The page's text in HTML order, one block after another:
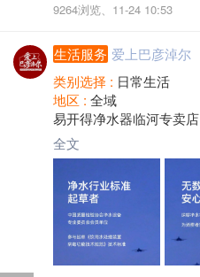
9264浏览、 11-24 10:53
生活服务 爱上巴彦淖尔
类别选择 : 日常生活
地区 : 全域
易开得净水器临河专卖店
全文